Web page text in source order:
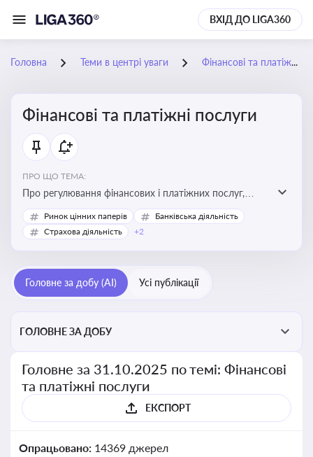
ВХІД ДО LIGA360
Головна Теми в центрі уваги Фінансові та платіжні послуги
Фінансові та платіжні послуги
ПРО ЩО ТЕМА:
Про регулювання фінансових і платіжних послуг,
управління коштами, приймання платежів та
дотримання ліцензійних вимог
Ринок цінних паперів
Банківська діяльність
Страхова діяльність
+2
Головне за добу (AI) Усі публікації
ГОЛОВНЕ ЗА ДОБУ
Головне за 31.10.2025 по темі: Фінансові
та платіжні послуги
ЕКСПОРТ
Опрацьовано: 14369 джерел